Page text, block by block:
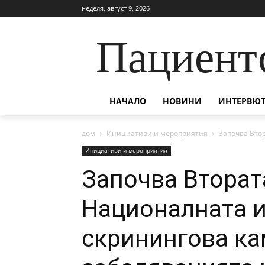
неделя, август 9, 2026
НАЧАЛО НОВИНИ
дом Инициативи и мероприятия Започва
Инициативи и мероприятия
Започва
Националната
скринингова